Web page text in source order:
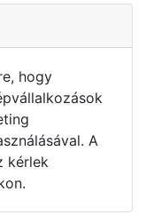
hogy
A
kérlek